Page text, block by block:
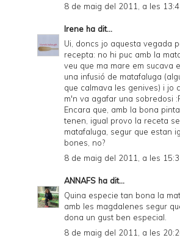
8 de maig del 2011, a les
Irene ha dit...
Ui, doncs jo aquesta vegada
recepta: no hi puc amb la
veu que ma mare em sucava
una infusió de matafaluga
que calmava les genives) i jo
m'n va agafar una sobredosi
Encara que, amb la bona
tenen, igual provo la receta
matafaluga, segur que estan
bones, no?
8 de maig del 2011, a les
ANNAFS ha dit...
Quina especie tan bona la
amb les magdalenes segur
dona un gust ben especial.
8 de maig del 2011, a les